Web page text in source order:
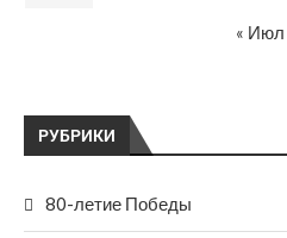
РУБРИКИ
80-летие Победы
« Июл